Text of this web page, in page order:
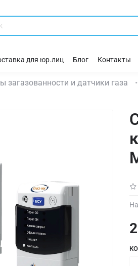
для юр.лиц Блог Контакты
загазованности и датчики газа